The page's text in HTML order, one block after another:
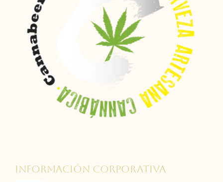
Tienda
INFORMACIÓN CORPORATIVA